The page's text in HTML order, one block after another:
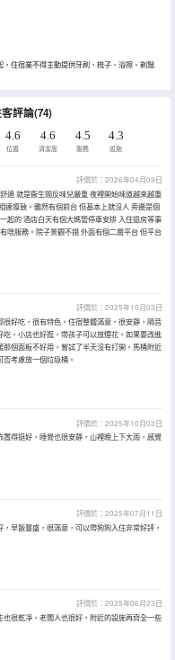
，住宿業不得主動提供牙刷、梳子、浴擦、剃鬚
評論(74)
4.6
位置
4.6
清潔度
4.5
服務
4.3
設施
評價於：2026年04月09日
適 就是衞生間反味兒嚴重 夜裡開始味道越來越重
連導致。雖然有個前台 但基本上就沒人 旁邊是個
起的 酒店白天有個大媽管停車安排 入住退房等事
啥服務。院子景觀不錯 外面有個二層平台 但平台
評價於：2025年10月03日
好吃，很有特色。住宿整體滿意，很安靜，隔音
，小店也好逛，帶孩子可以放煙花。如果要改進
個面板不好用，嘗試了半天沒有打開。馬桶附近
考慮放一個垃圾桶。
評價於：2025年10月03日
得挺好，睡覺也很安靜，山裡晚上下大雨，感覺
評價於：2025年07月11日
早飯豐盛，很滿意，可以帶狗狗入住非常好評，
評價於：2025年06月23日
很乾凈，老闆人也很好，附近的設施再齊全一些